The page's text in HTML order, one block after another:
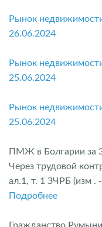
Рынок
26.06.2024
Рынок
25.06.2024
Рынок
25.06.2024
ПМЖ в Болгарии за
Через трудовой
ал.1, т. 1 ЗЧРБ (изм .
Подробнее